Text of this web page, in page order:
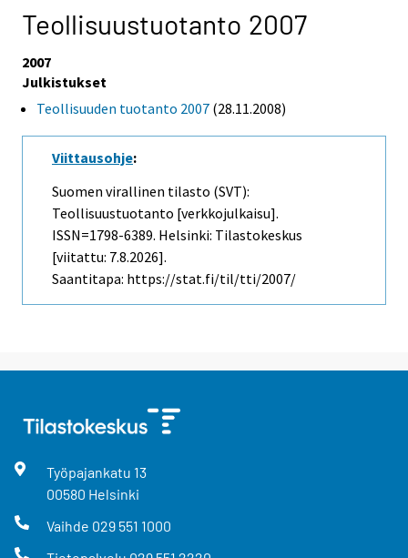
Teollisuustuotanto 2007
2007
Julkistukset
Teollisuuden tuotanto 2007 (28.11.2008)
Viittausohje:
Suomen virallinen tilasto (SVT):
Teollisuustuotanto [verkkojulkaisu].
ISSN=1798-6389. Helsinki: Tilastokeskus
[viitattu: 7.8.2026].
Saantitapa: https://stat.fi/til/tti/2007/
Työpajankatu 13
00580 Helsinki
Vaihde 029 551 1000